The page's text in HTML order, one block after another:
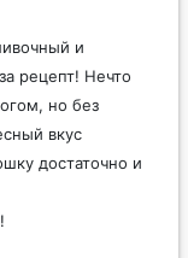
и
рецепт! Нечто
но без
вкус
достаточно и